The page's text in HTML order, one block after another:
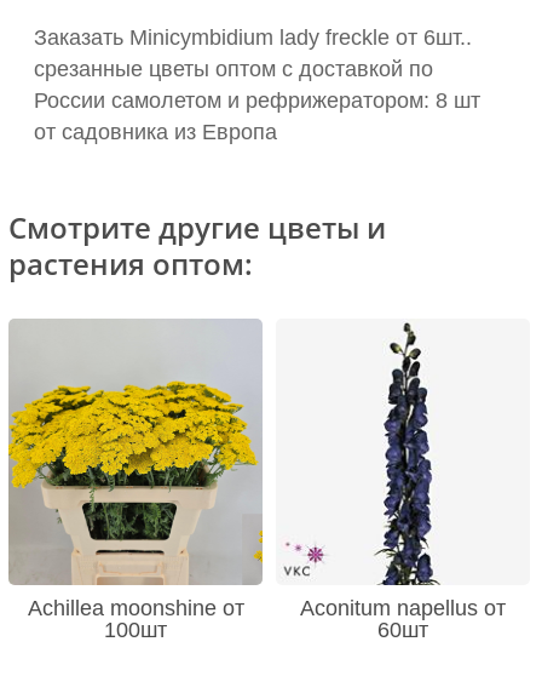
Заказать Minicymbidium lady freckle от 6шт..
срезанные цветы оптом с доставкой по
России самолетом и рефрижератором: 8 шт
от садовника из Европа
Смотрите другие цветы и
растения оптом:
Achillea moonshine от
100шт
Aconitum napellus от
60шт